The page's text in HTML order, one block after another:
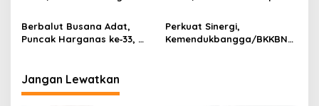
Kawal Tumbuh Kembang
Anak Menuju Generasi Emas
Harganas ke-33
Berbalut Busana Adat,
Puncak Harganas ke‑33,
Sentral Keluarga
Perkuat Sinergi,
Kemendukbangga/BKKBN
Jangan Lewatkan